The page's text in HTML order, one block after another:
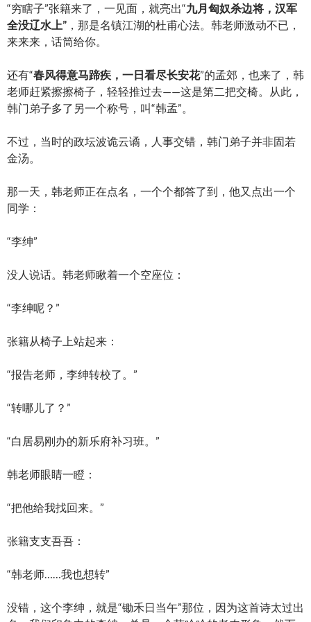
“穷瞎子”张籍来了，一见面，就亮出“九月匈奴杀边将，汉军
全没辽水上” ，那是名镇江湖的杜甫心法。韩老师激动不已，
来来来，话筒给你。
还有“春风得意马蹄疾，一日看尽长安花”的孟郊，也来了，韩
老师赶紧擦擦椅子，轻轻推过去——这是第二把交椅。从此，
韩门弟子多了另一个称号，叫“韩孟”。
不过，当时的政坛波诡云谲，人事交错，韩门弟子并非固若
金汤。
那一天，韩老师正在点名，一个个都答了到，他又点出一个
同学：
“李绅”
没人说话。韩老师瞅着一个空座位：
“李绅呢？”
张籍从椅子上站起来：
“报告老师，李绅转校了。”
“转哪儿了？”
“白居易刚办的新乐府补习班。”
韩老师眼睛一瞪：
“把他给我找回来。”
张籍支支吾吾：
“韩老师……我也想转”
没错，这个李绅，就是“锄禾日当午”那位，因为这首诗太过出